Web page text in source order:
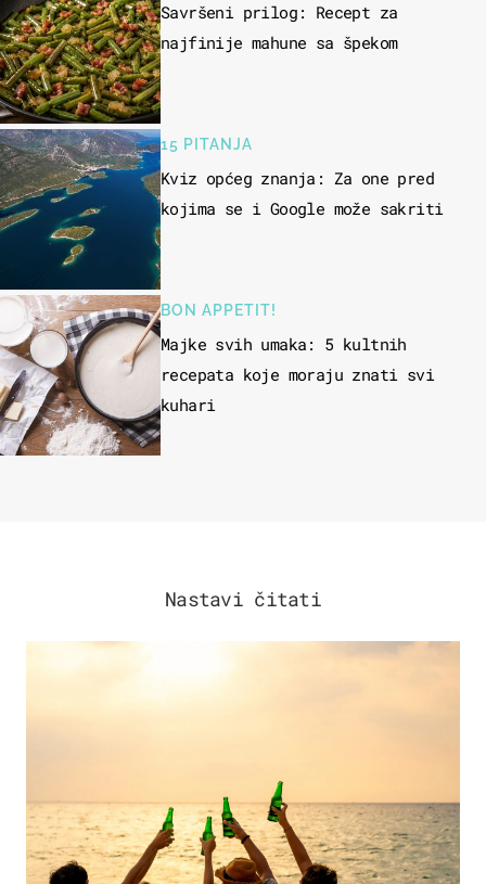
Savršeni prilog: Recept za
najfinije mahune sa špekom
15 PITANJA
Kviz općeg znanja: Za one pred
kojima se i Google može sakriti
BON APPETIT!
Majke svih umaka: 5 kultnih
recepata koje moraju znati svi
kuhari
Nastavi čitati